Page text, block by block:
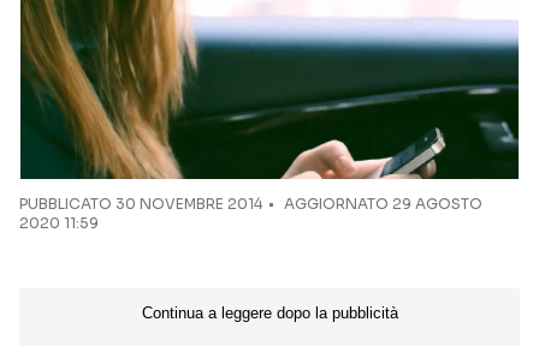
PUBBLICATO 30 NOVEMBRE 2014
AGGIORNATO 29 AGOSTO
2020 11:59